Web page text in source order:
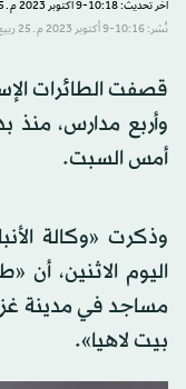
آخر تحديث: 10:18-9 أكتوبر 2023 م ـ 25 ربيع الأول 1445 هـ
نُشر: 10:16-9 أكتوبر 2023 م ـ 25 ربيع الأول 1445 هـ
قصفت الطائرات
وأربع مدارس،
أمس السبت.
وذكرت «وكالة
اليوم الاثنين، أن
مساجد في مدينة
بيت لاهيا».